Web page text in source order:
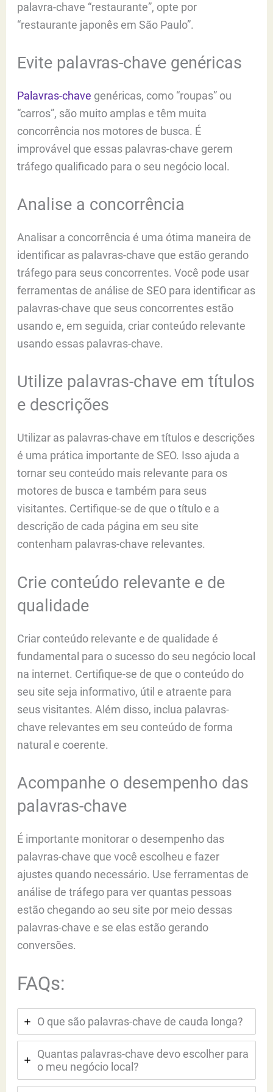
palavra-chave “restaurante”, opte por
“restaurante japonês em São Paulo”.
Evite palavras-chave genéricas
Palavras-chave genéricas, como “roupas” ou
“carros”, são muito amplas e têm muita
concorrência nos motores de busca. É
improvável que essas palavras-chave gerem
tráfego qualificado para o seu negócio local.
Analise a concorrência
Analisar a concorrência é uma ótima maneira de
identificar as palavras-chave que estão gerando
tráfego para seus concorrentes. Você pode usar
ferramentas de análise de SEO para identificar as
palavras-chave que seus concorrentes estão
usando e, em seguida, criar conteúdo relevante
usando essas palavras-chave.
Utilize palavras-chave em títulos
e descrições
Utilizar as palavras-chave em títulos e descrições
é uma prática importante de SEO. Isso ajuda a
tornar seu conteúdo mais relevante para os
motores de busca e também para seus
visitantes. Certifique-se de que o título e a
descrição de cada página em seu site
contenham palavras-chave relevantes.
Crie conteúdo relevante e de
qualidade
Criar conteúdo relevante e de qualidade é
fundamental para o sucesso do seu negócio local
na internet. Certifique-se de que o conteúdo do
seu site seja informativo, útil e atraente para
seus visitantes. Além disso, inclua palavras-
chave relevantes em seu conteúdo de forma
natural e coerente.
Acompanhe o desempenho das
palavras-chave
É importante monitorar o desempenho das
palavras-chave que você escolheu e fazer
ajustes quando necessário. Use ferramentas de
análise de tráfego para ver quantas pessoas
estão chegando ao seu site por meio dessas
palavras-chave e se elas estão gerando
conversões.
FAQs:
O que são palavras-chave de cauda longa?
Quantas palavras-chave devo escolher para
o meu negócio local?